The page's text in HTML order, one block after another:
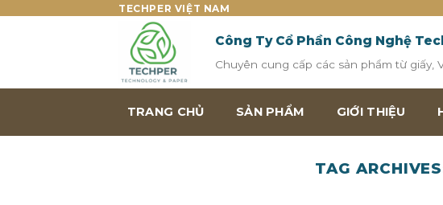
TECHPER VIỆT NAM
Công Ty Cổ Phần Công Nghệ
Chuyên cung cấp các sản phẩm từ giấy,
TRANG CHỦ SẢN PHẨM GIỚI THIỆU
TAG